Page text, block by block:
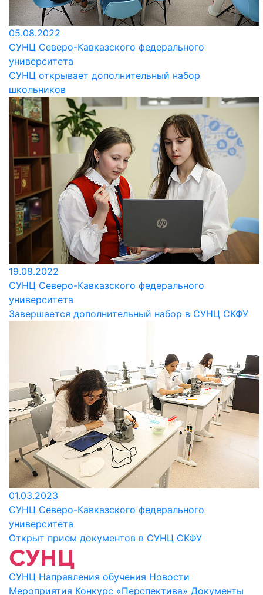
05.08.2022
СУНЦ Северо-Кавказского федерального
университета
СУНЦ открывает дополнительный набор
школьников
19.08.2022
СУНЦ Северо-Кавказского федерального
университета
Завершается дополнительный набор в СУНЦ СКФУ
01.03.2023
СУНЦ Северо-Кавказского федерального
университета
Открыт прием документов в СУНЦ СКФУ
СУНЦ Направления обучения Новости
Мероприятия Конкурс «Перспектива» Документы